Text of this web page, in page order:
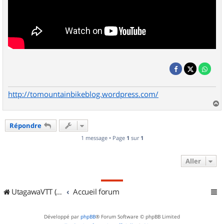
http://tomountainbikeblog.wordpress.com/
a
Répondre
1 message • Page 1 sur 1
Aller
UtagawaVTT (Randos VTT et VTTAE avec traces GPS) Accueil forum
Développé par phpBB® Forum Software © phpBB Limited